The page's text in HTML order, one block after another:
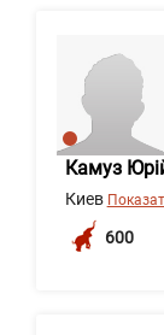
Камуз
Киев
600